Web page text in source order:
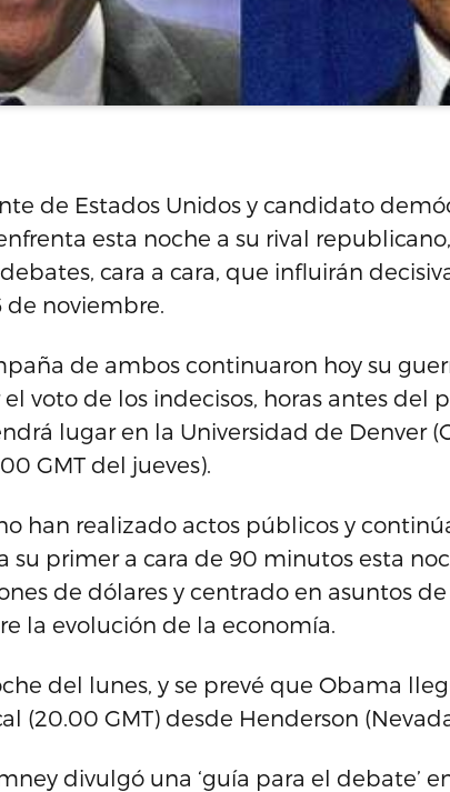
de Estados Unidos y candidato
esta noche a su rival
cara a cara, que influirán
de noviembre.
de ambos continuaron hoy su
voto de los indecisos, horas antes del
lugar en la Universidad de Denver
GMT del jueves).
han realizado actos públicos y
su primer a cara de 90 minutos esta
de dólares y centrado en asuntos
la evolución de la economía.
del lunes, y se prevé que Obama
(20.00 GMT) desde Henderson
divulgó una ‘guía para el debate’